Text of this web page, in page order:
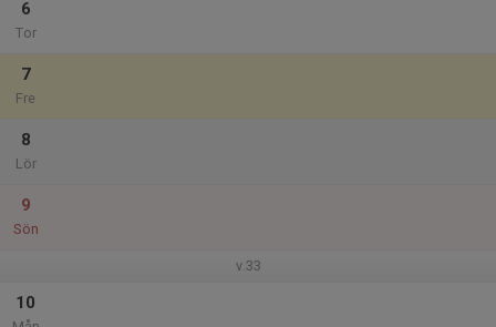
6
Tor
7
Fre
8
Lör
9
Sön
v.33
10